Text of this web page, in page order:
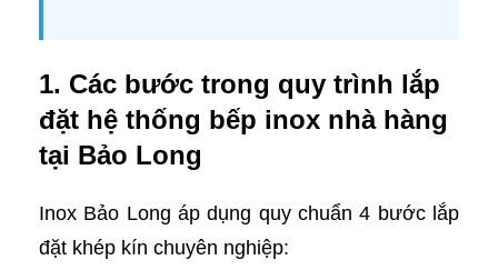
1. Các bước trong quy trình lắp
đặt hệ thống bếp inox nhà hàng
tại Bảo Long
Inox Bảo Long áp dụng quy chuẩn 4 bước lắp
đặt khép kín chuyên nghiệp: